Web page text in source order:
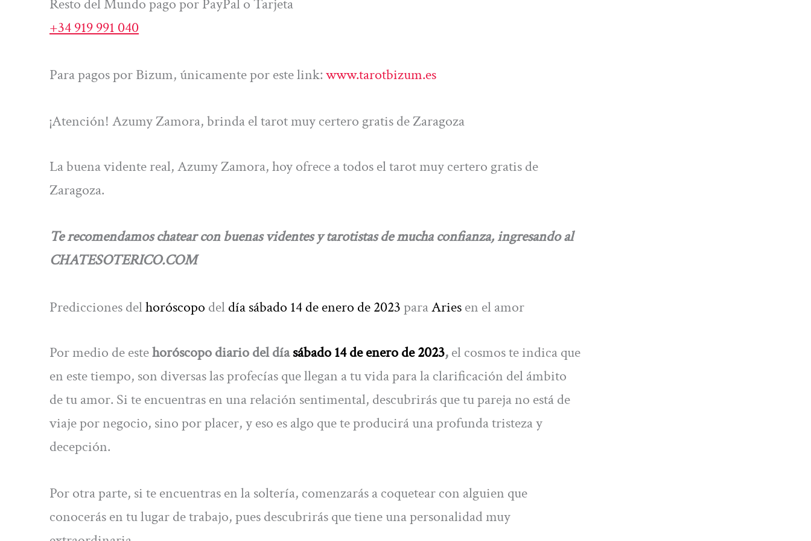
Resto del Mundo pago por PayPal o Tarjeta
+34 919 991 040
Para pagos por Bizum, únicamente por este link:www.tarotbizum.es
¡Atención! Azumy Zamora, brinda el tarot muy certero gratis de Zaragoza
La buena vidente real, Azumy Zamora, hoy ofrece a todos el tarot muy certero gratis de
Zaragoza.
Te recomendamos chatear con buenas videntes y tarotistas de mucha confianza, ingresando al
CHATESOTERICO.COM
Predicciones delhoróscopo deldía sábado 14 de enero de 2023paraAriesen el amor
Por medio de estehoróscopo diario del díasábado 14 de enero de 2023,el cosmos te indica que
en este tiempo, son diversas las profecías que llegan a tu vida para la clarificación del ámbito
de tu amor. Si te encuentras en una relación sentimental, descubrirás que tu pareja no está de
viaje por negocio, sino por placer, y eso es algo que te producirá una profunda tristeza y
decepción.
Por otra parte, si te encuentras en la soltería, comenzarás a coquetear con alguien que
conocerás en tu lugar de trabajo, pues descubrirás que tiene una personalidad muy